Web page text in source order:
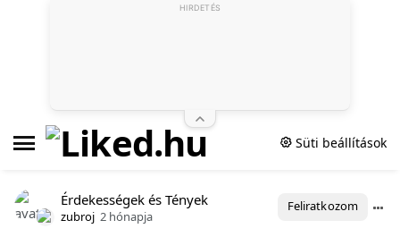
Süti beállítások
Érdekességek és Tények
zubroj 2 hónapja
Feliratkozom
HIRDETÉS